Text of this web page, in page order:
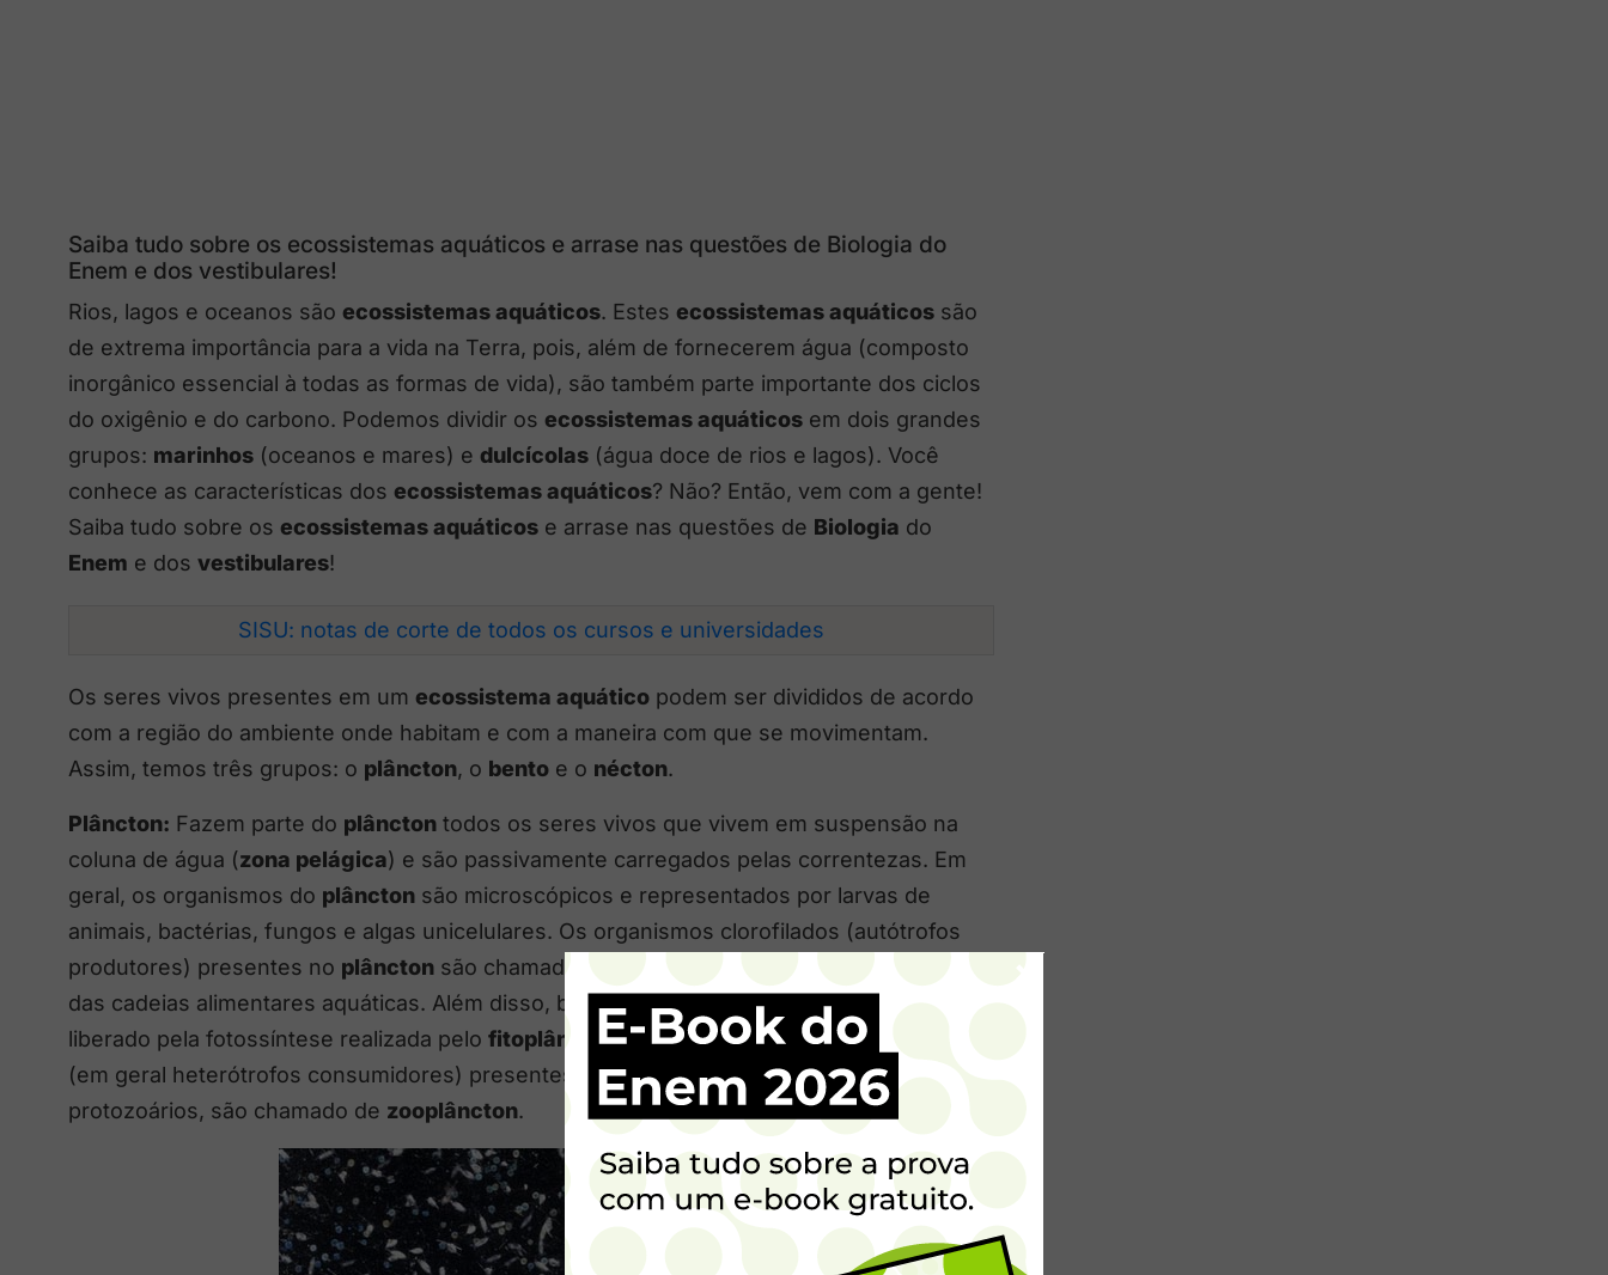
Saiba tudo sobre os ecossistemas aquáticos e arrase nas questões de Biologia do
Enem e dos vestibulares!
Rios, lagos e oceanos são ecossistemas aquáticos. Estes ecossistemas aquáticos são
de extrema importância para a vida na Terra, pois, além de fornecerem água (composto
inorgânico essencial à todas as formas de vida), são também parte importante dos ciclos
do oxigênio e do carbono. Podemos dividir os ecossistemas aquáticos em dois grandes
grupos: marinhos (oceanos e mares) e dulcícolas (água doce de rios e lagos). Você
conhece as características dos ecossistemas aquáticos? Não? Então, vem com a gente!
Saiba tudo sobre os ecossistemas aquáticos e arrase nas questões de Biologia do
Enem e dos vestibulares!
SISU: notas de corte de todos os cursos e universidades
Os seres vivos presentes em um ecossistema aquático podem ser divididos de acordo
com a região do ambiente onde habitam e com a maneira com que se movimentam.
Assim, temos três grupos: o plâncton, o bento e o nécton.
Plâncton: Fazem parte do plâncton todos os seres vivos que vivem em suspensão na
coluna de água (zona pelágica) e são passivamente carregados pelas correntezas. Em
geral, os organismos do plâncton são microscópicos e representados por larvas de
animais, bactérias, fungos e algas unicelulares. Os organismos clorofilados (autótrofos
produtores) presentes no plâncton são chamados de
das cadeias alimentares aquáticas. Além disso, boa parte do oxigênio atmosférico é
liberado pela fotossíntese realizada pelo fitoplâncton. Já os organismos não-clorofilados
(em geral heterótrofos consumidores) presentes noplâncton, como larvas de animais e
protozoários, são chamado de zooplâncton.